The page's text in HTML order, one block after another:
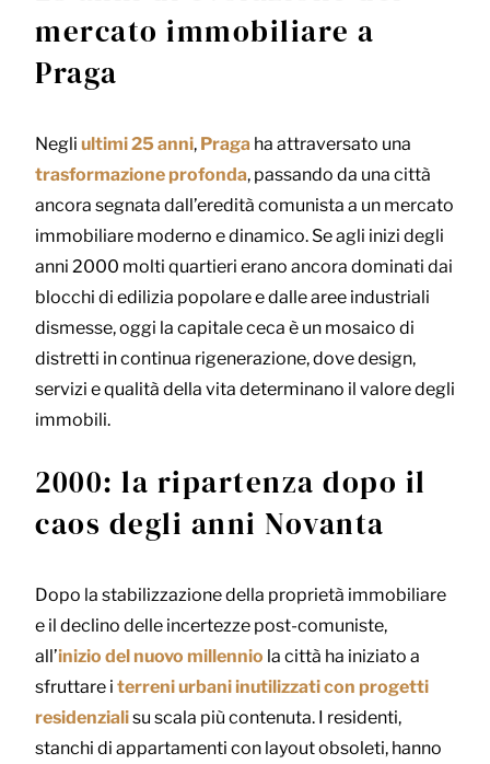
mercato immobiliare a
Praga
Negli ultimi 25 anni, Praga ha attraversato una
trasformazione profonda, passando da una città
ancora segnata dall’eredità comunista a un mercato
immobiliare moderno e dinamico. Se agli inizi degli
anni 2000 molti quartieri erano ancora dominati dai
blocchi di edilizia popolare e dalle aree industriali
dismesse, oggi la capitale ceca è un mosaico di
distretti in continua rigenerazione, dove design,
servizi e qualità della vita determinano il valore degli
immobili.
2000: la ripartenza dopo il
caos degli anni Novanta
Dopo la stabilizzazione della proprietà immobiliare
e il declino delle incertezze post-comuniste,
all’inizio del nuovo millennio la città ha iniziato a
sfruttare i terreni urbani inutilizzati con progetti
residenzialisu scala più contenuta. I residenti,
stanchi di appartamenti con layout obsoleti, hanno